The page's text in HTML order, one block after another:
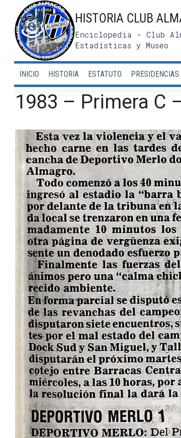
contenido
HISTORIA CLUB
Enciclopedia - Club
Estadísticas y Museo
INICIO HISTORIA ESTATUTO PRESIDENCIAS
1983 – Primera C